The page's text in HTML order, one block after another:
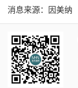
消息来源：因美纳